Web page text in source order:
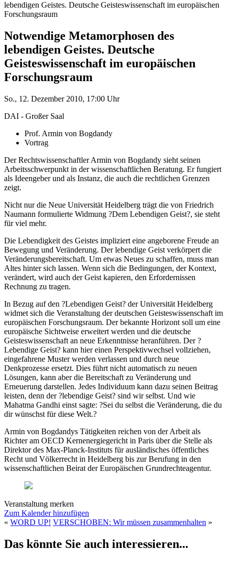
lebendigen Geistes. Deutsche Geisteswissenschaft im europäischen
Forschungsraum
Notwendige Metamorphosen des
lebendigen Geistes. Deutsche
Geisteswissenschaft im europäischen
Forschungsraum
So., 12. Dezember 2010, 17:00 Uhr
DAI - Großer Saal
Prof. Armin von Bogdandy
Vortrag
Der Rechtswissenschaftler Armin von Bogdandy sieht seinen
Arbeitsschwerpunkt in der wissenschaftlichen Beratung. Er fungiert
als Ideengeber und als Instanz, die auch die rechtlichen Grenzen
zeigt.
Nicht nur die Neue Universität Heidelberg trägt die von Friedrich
Naumann formulierte Widmung ?Dem Lebendigen Geist?, sie steht
für viel mehr.
Die Lebendigkeit des Geistes impliziert eine angeborene Freude an
Bewegung und Veränderung. Der lebendige Geist verkörpert die
Veränderungsbereitschaft. Um etwas Neues zu schaffen, muss man
Altes hinter sich lassen. Wenn sich die Bedingungen, der Kontext,
verändert, wird auch der Geist kapieren, den Erfordernissen
Rechnung zu tragen.
In Bezug auf den ?Lebendigen Geist? der Universität Heidelberg
widmet sich die Veranstaltung der deutschen Geisteswissenschaft im
europäischen Forschungsraum. Der bekannte Horizont soll um eine
europäische Sichtweise erweitert werden und die deutsche
Geisteswissenschaft an neue Erkenntnisse heranführen. Der ?
Lebendige Geist? kann hier einen Perspektivwechsel vollziehen,
eingefahrene Muster werden verlassen und durch neue
Denkprozesse ersetzt. Dies führt nicht automatisch zu neuen
Lösungen, kann aber die Bereitschaft zu Veränderung und
Erneuerung darstellen. Jedes Individuum kann dazu seinen Beitrag
leisten, denn der ?lebendige Geist? sind wir selbst. Und wie
Mahatma Gandhi einst sagte: ?Sei du selbst die Veränderung, die du
dir wünschst für diese Welt.?
Armin von Bogdandys Tätigkeiten reichen von der Arbeit als
Richter am OECD Kernenergiegericht in Paris über die Stelle als
Direktor des Max-Planck-Instituts für ausländisches öffentliches
Recht und Völkerrecht in Heidelberg bis zur Berufung in den
wissenschaftlichen Beirat der Europäischen Grundrechteagentur.
Veranstaltung merken
Zum Kalender hinzufügen
« WORD UP! VERSCHOBEN: Wir müssen zusammenhalten »
Das könnte Sie auch interessieren...